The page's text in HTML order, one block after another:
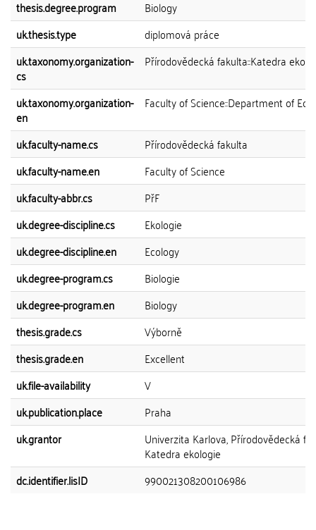
thesis.degree.program
Biology
uk.thesis.type
diplomová práce
uk.taxonomy.organization-
cs
Přírodovědecká fakulta::Katedra
uk.taxonomy.organization-
en
Faculty of Science::Department of
uk.faculty-name.cs
Přírodovědecká fakulta
uk.faculty-name.en
Faculty of Science
uk.faculty-abbr.cs
PřF
uk.degree-discipline.cs
Ekologie
uk.degree-discipline.en
Ecology
uk.degree-program.cs
Biologie
uk.degree-program.en
Biology
thesis.grade.cs
Výborně
thesis.grade.en
Excellent
uk.file-availability
V
uk.publication.place
Praha
uk.grantor
Univerzita Karlova, Přírodovědecká
Katedra ekologie
dc.identifier.lisID
990021308200106986